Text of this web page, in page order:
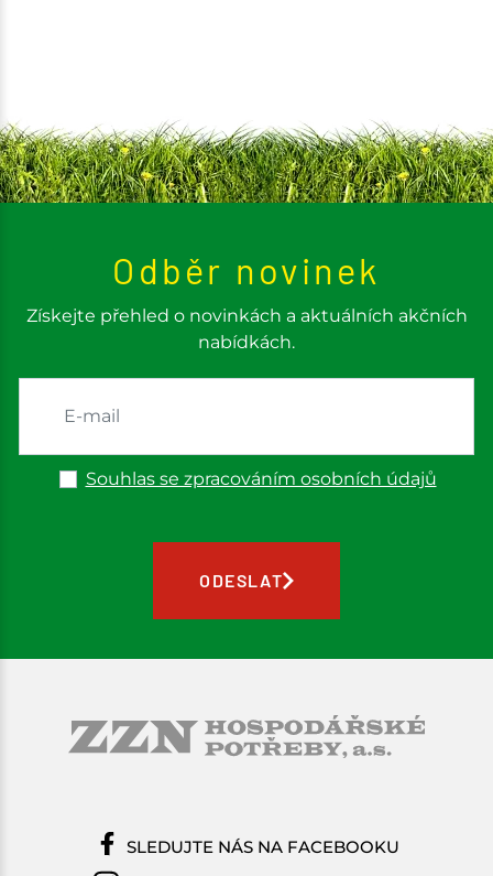
Odběr novinek
Získejte přehled o novinkách a aktuálních akčních
nabídkách.
Souhlas se zpracováním osobních údajů
ODESLAT
SLEDUJTE NÁS NA FACEBOOKU